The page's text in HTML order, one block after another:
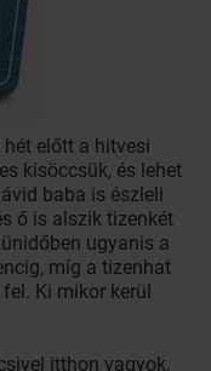
előtt a hitvesi
kisöccsük, és lehet
baba is észleli
ő is alszik tizenkét
ugyanis a
míg a tizenhat
Ki mikor kerül
itthon vagyok,